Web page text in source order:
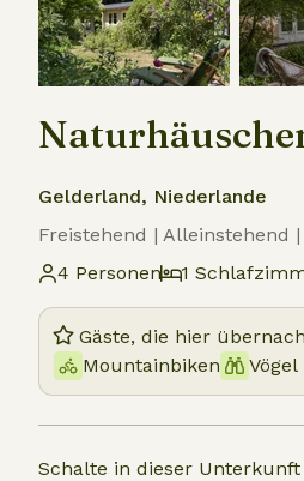
Gelderland, Niederlande
Freistehend | Alleinstehend
4 Personen
1
Gäste, die hier
Mountainbiken
Schalte in dieser